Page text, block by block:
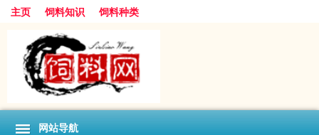
主页 饲料知识 饲料种类
网站导航